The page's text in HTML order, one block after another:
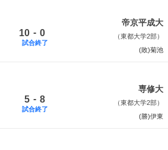
10 - 0
試合終了
帝京平成大
（東都大学2部）
(敗)菊池
5 - 8
試合終了
専修大
（東都大学2部）
(勝)伊東